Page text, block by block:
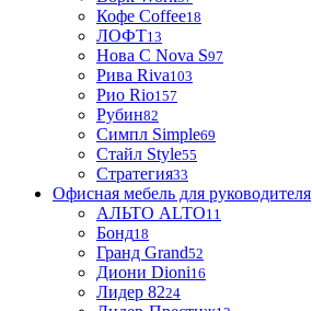
Кофе Coffee18
ЛОФТ13
Нова С Nova S97
Рива Riva103
Рио Rio157
Рубин82
Симпл Simple69
Стайл Style55
Стратегия33
Офисная мебель для руководителя
АЛЬТО ALTO11
Бонд18
Гранд Grand52
Диони Dioni16
Лидер 8224